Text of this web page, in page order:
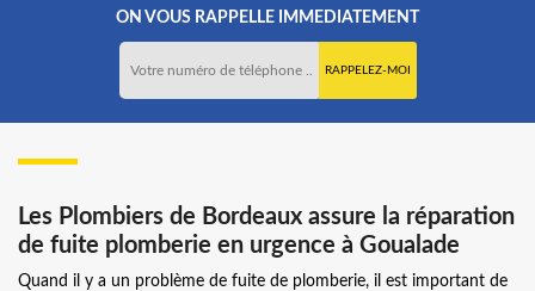
ON VOUS RAPPELLE IMMEDIATEMENT
Les Plombiers de Bordeaux assure la réparation
de fuite plomberie en urgence à Goualade
Quand il y a un problème de fuite de plomberie, il est important de